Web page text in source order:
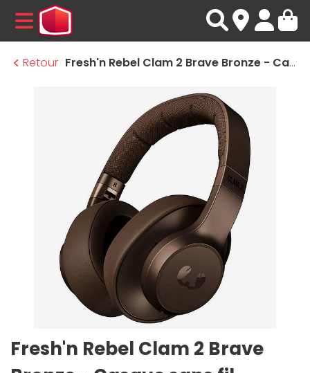
MENU
Retour
Fresh'n Rebel Clam 2 Brave Bronze - Casque sans fil
Fresh'n Rebel Clam 2 Brave